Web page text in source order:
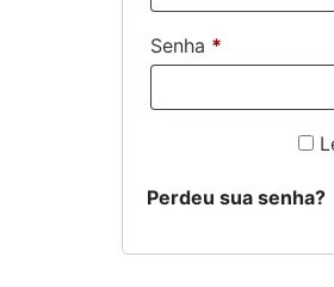
Senha *
Perdeu sua senha?